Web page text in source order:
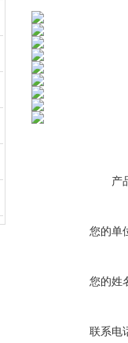
产
您的单
您的姓
联系电